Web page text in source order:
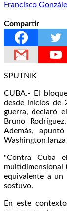
Francisco
Compartir
SPUTNIK
CUBA.- El
desde inicios de
guerra, declaró
Bruno
Además,
Washington
"Contra Cuba
multidimensional
equivalente a un
sostuvo.
En este